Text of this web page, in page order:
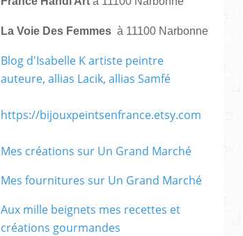
La Voie Des Femmes à 11100 Narbonne
Blog d'Isabelle K artiste peintre
auteure, allias Lacik, allias Samfé
https://bijouxpeintsenfrance.etsy.com
Mes créations sur Un Grand Marché
Mes fournitures sur Un Grand Marché
Aux mille beignets mes recettes et
créations gourmandes